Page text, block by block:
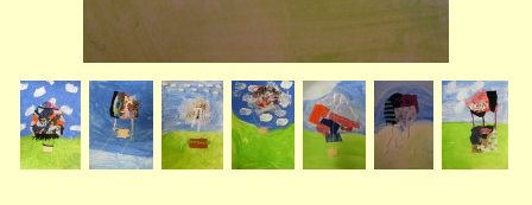
DOKUMENTY / KE STAŽENÍ
KURZY